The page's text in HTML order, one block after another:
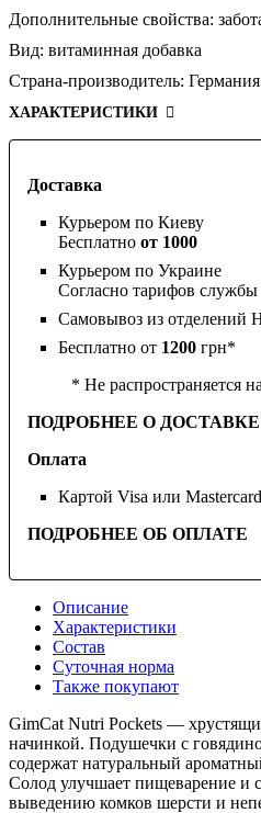
Доставка
Курьером по Киеву
Бесплатно от 1000
Курьером по Украине
Согласно тарифов службы
Самовывоз из отделений
Бесплатно от 1200 грн*
* Не распространяется
ПОДРОБНЕЕ О ДОСТАВКЕ
Оплата
Картой Visa или Mastercard
ПОДРОБНЕЕ ОБ ОПЛАТЕ
Дополнительные свойства:
Вид: витаминная добавка
Страна-производитель: Германия
ХАРАКТЕРИСТИКИ
Описание
Характеристики
Состав
Суточная норма
Также покупают
GimCat Nutri Pockets —
начинкой. Подушечки с
содержат натуральный
Солод улучшает пищеварение и
выведению комков шерсти и